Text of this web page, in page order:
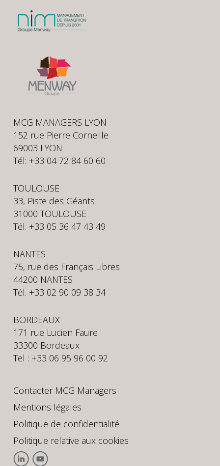
MCG MANAGERS LYON
152 rue Pierre Corneille
69003 LYON
Tél: +33 04 72 84 60 60
TOULOUSE
33, Piste des Géants
31000 TOULOUSE
Tél. +33 05 36 47 43 49
NANTES
75, rue des Français Libres
44200 NANTES
Tél. +33 02 90 09 38 34
BORDEAUX
171 rue Lucien Faure
33300 Bordeaux
Tel : +33 06 95 96 00 92
Contacter MCG Managers
Mentions légales
Politique de confidentialité
Politique relative aux cookies